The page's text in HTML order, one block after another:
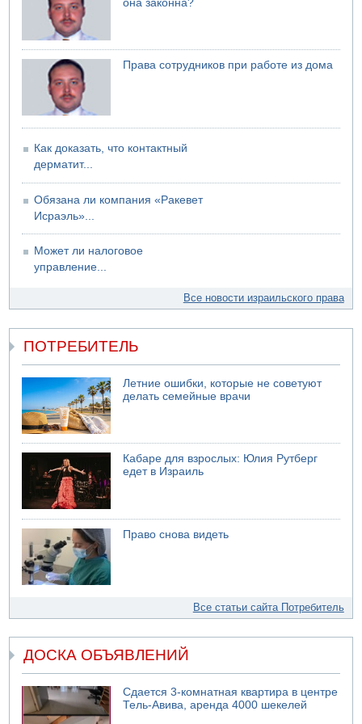
07.08.2026 06:24
Саудовская Аравия сообщает о нападении хуситов
она законна?
Права сотрудников при работе из дома
Как доказать, что контактный
дерматит...
Обязана ли компания «Ракевет
Исраэль»...
Может ли налоговое
управление...
Все новости израильского права
ПОТРЕБИТЕЛЬ
Летние ошибки, которые не советуют
делать семейные врачи
Кабаре для взрослых: Юлия Рутберг
едет в Израиль
Право снова видеть
Все статьи сайта Потребитель
ДОСКА ОБЪЯВЛЕНИЙ
Сдается 3-комнатная квартира в центре
Тель-Авива, аренда 4000 шекелей